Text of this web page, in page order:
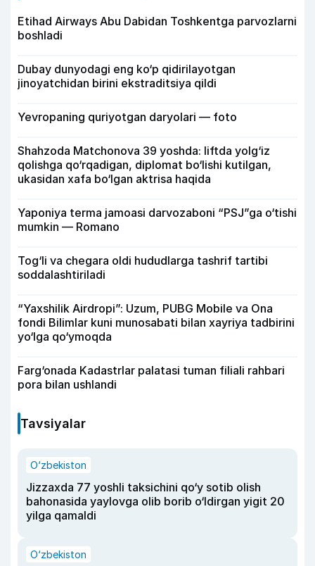
Etihad Airways Abu Dabidan Toshkentga parvozlarni
boshladi
Dubay dunyodagi eng ko‘p qidirilayotgan
jinoyatchidan birini ekstraditsiya qildi
Yevropaning quriyotgan daryolari — foto
Shahzoda Matchonova 39 yoshda: liftda yolg‘iz
qolishga qo‘rqadigan, diplomat bo‘lishi kutilgan,
ukasidan xafa bo‘lgan aktrisa haqida
Yaponiya terma jamoasi darvozaboni “PSJ”ga o‘tishi
mumkin — Romano
Tog‘li va chegara oldi hududlarga tashrif tartibi
soddalashtiriladi
“Yaxshilik Airdropi”: Uzum, PUBG Mobile va Ona
fondi Bilimlar kuni munosabati bilan xayriya tadbirini
yo‘lga qo‘ymoqda
Farg‘onada Kadastrlar palatasi tuman filiali rahbari
pora bilan ushlandi
Tavsiyalar
O‘zbekiston
Jizzaxda 77 yoshli taksichini qo‘y sotib olish
bahonasida yaylovga olib borib o‘ldirgan yigit 20
yilga qamaldi
O‘zbekiston